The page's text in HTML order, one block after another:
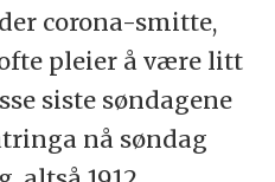
corona-smitte,
pleier å være litt
siste søndagene
nå søndag